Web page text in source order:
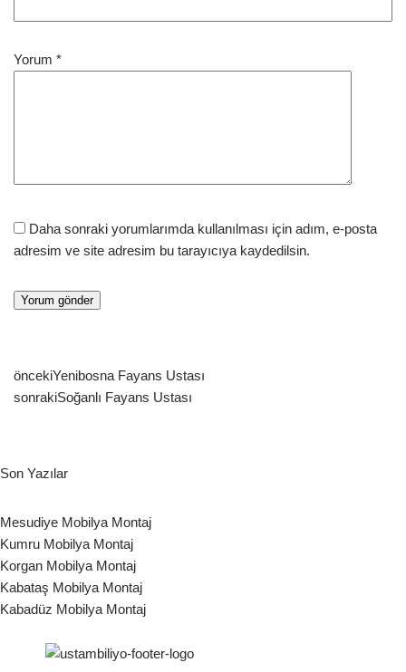
Yorum *
Daha sonraki yorumlarımda kullanılması için adım, e-posta
adresim ve site adresim bu tarayıcıya kaydedilsin.
öncekiYenibosna Fayans Ustası
sonrakiSoğanlı Fayans Ustası
Son Yazılar
Mesudiye Mobilya Montaj
Kumru Mobilya Montaj
Korgan Mobilya Montaj
Kabataş Mobilya Montaj
Kabadüz Mobilya Montaj